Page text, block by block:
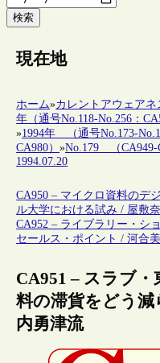
検索
現在地
ホーム»カレントアウェアネ
年（通号No.118-No.256：
»1994年 （通号No.173-
CA980）»No.179 （
1994.07.20
CA950 – マイクロ資料のデ
ル大学における試み / 屋敷
CA952 – ライブラリー・シ
セールス・ポイント / 河合
CA951 – スラブ・
料の滞貨をどう減
内勇津流